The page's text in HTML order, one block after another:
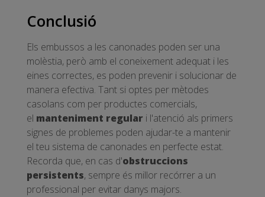
Conclusió
Els embussos a les canonades poden ser una
molèstia, però amb el coneixement adequat i les
eines correctes, es poden prevenir i solucionar de
manera efectiva. Tant si optes per mètodes
casolans com per productes comercials,
el manteniment regular i l'atenció als primers
signes de problemes poden ajudar-te a mantenir
el teu sistema de canonades en perfecte estat.
Recorda que, en cas d'obstruccions
persistents, sempre és millor recórrer a un
professional per evitar danys majors.